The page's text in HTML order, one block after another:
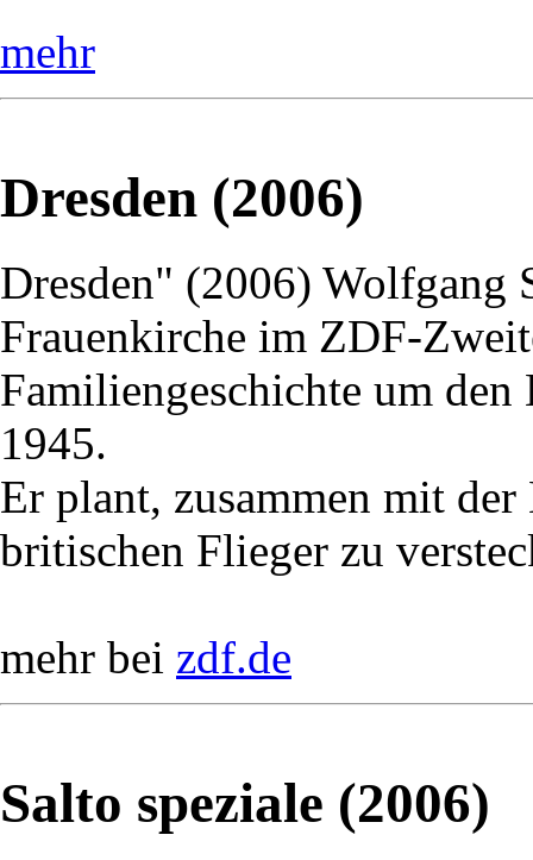
mehr
Dresden (2006)
Dresden" (2006) Wolfgang
Frauenkirche im ZDF-
Familiengeschichte um
1945.
Er plant, zusammen mit
britischen Flieger zu
mehr bei zdf.de
Salto speziale (2006)